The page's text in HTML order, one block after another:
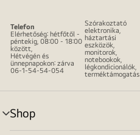
Telefon
Elérhetőség: hétfőtől -
péntekig, 08:00 - 18:00
között,
Hétvégén és
ünnepnapokon: zárva
06-1-54-54-054
Szórakoztató
elektronika,
háztartási
eszközök,
monitorok,
notebookok,
légkondicionálók,
terméktámogatás
Shop
menu
toggle